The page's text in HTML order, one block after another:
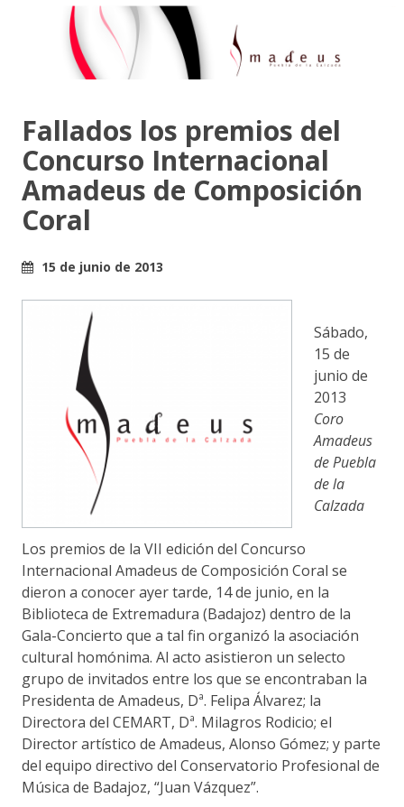
Fallados los premios del
Concurso Internacional
Amadeus de Composición
Coral
15 de junio de 2013
Sábado,
15 de
junio de
2013
Coro
Amadeus
de Puebla
de la
Calzada
Los premios de la VII edición del Concurso
Internacional Amadeus de Composición Coral se
dieron a conocer ayer tarde, 14 de junio, en la
Biblioteca de Extremadura (Badajoz) dentro de la
Gala-Concierto que a tal fin organizó la asociación
cultural homónima. Al acto asistieron un selecto
grupo de invitados entre los que se encontraban la
Presidenta de Amadeus, Dª. Felipa Álvarez; la
Directora del CEMART, Dª. Milagros Rodicio; el
Director artístico de Amadeus, Alonso Gómez; y parte
del equipo directivo del Conservatorio Profesional de
Música de Badajoz, “Juan Vázquez”.